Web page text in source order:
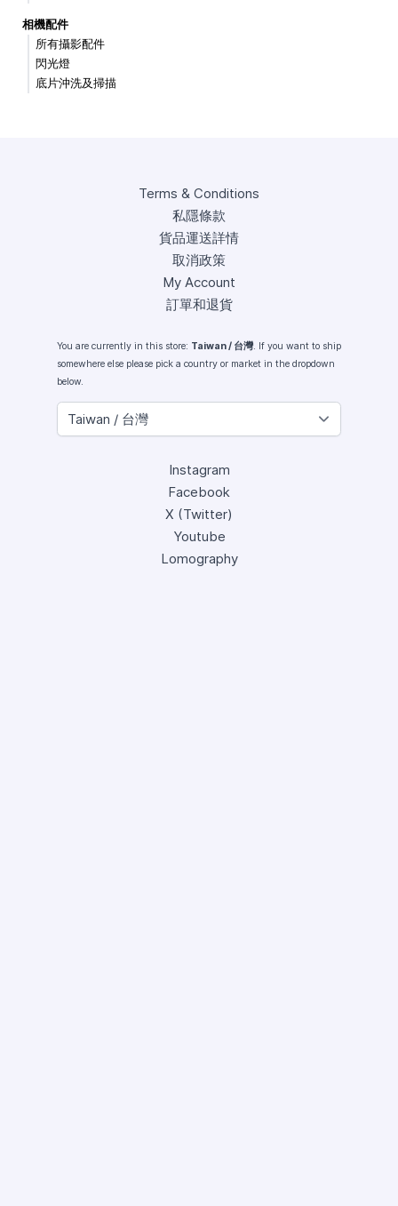
相機配件
所有攝影配件
閃光燈
底片沖洗及掃描
Terms & Conditions
私隱條款
貨品運送詳情
取消政策
My Account
訂單和退貨
You are currently in this store: Taiwan / 台灣. If you want to ship
somewhere else please pick a country or market in the dropdown
below.
Instagram
Facebook
X (Twitter)
Youtube
Lomography